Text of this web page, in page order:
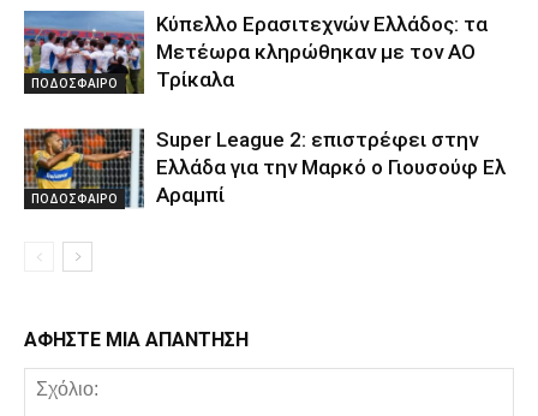
ΠΟΔΟΣΦΑΙΡΟ
Κύπελλο Ερασιτεχνών Ελλάδος: τα
Μετέωρα κληρώθηκαν με τον ΑΟ
Τρίκαλα
ΠΟΔΟΣΦΑΙΡΟ
Super League 2: επιστρέφει στην
Ελλάδα για την Μαρκό ο Γιουσούφ Ελ
Αραμπί
ΑΦΗΣΤΕ ΜΙΑ ΑΠΑΝΤΗΣΗ